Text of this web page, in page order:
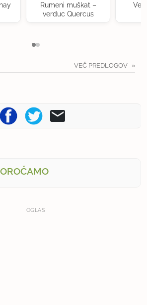
Rumeni muškat –
verduc Quercus
VEČ PREDLOGOV
OGLAS